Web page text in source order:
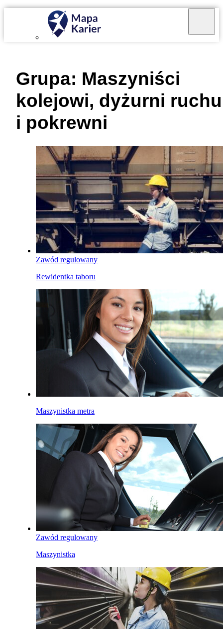
Grupa: Maszyniści
kolejowi, dyżurni ruchu
i pokrewni
Zawód regulowany
Rewidentka taboru
Maszynistka metra
Zawód regulowany
Maszynistka